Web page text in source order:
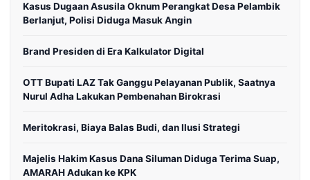
Kasus Dugaan Asusila Oknum Perangkat Desa Pelambik
Berlanjut, Polisi Diduga Masuk Angin
Brand Presiden di Era Kalkulator Digital
OTT Bupati LAZ Tak Ganggu Pelayanan Publik, Saatnya
Nurul Adha Lakukan Pembenahan Birokrasi
Meritokrasi, Biaya Balas Budi, dan Ilusi Strategi
Majelis Hakim Kasus Dana Siluman Diduga Terima Suap,
AMARAH Adukan ke KPK